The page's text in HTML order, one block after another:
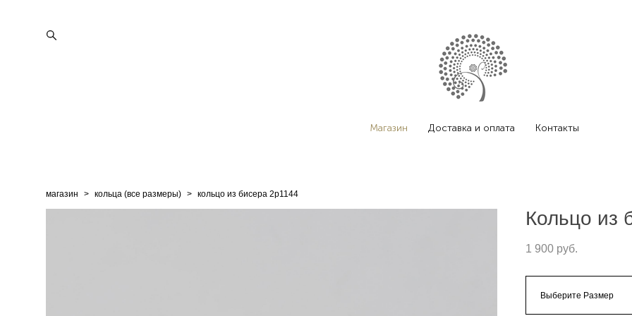
Магазин Доставка и оплата Контакты
магазин > кольца (все размеры) > кольцо из бисера 2p1144
Кольцо из
1 900 pуб.
Выберите Размер